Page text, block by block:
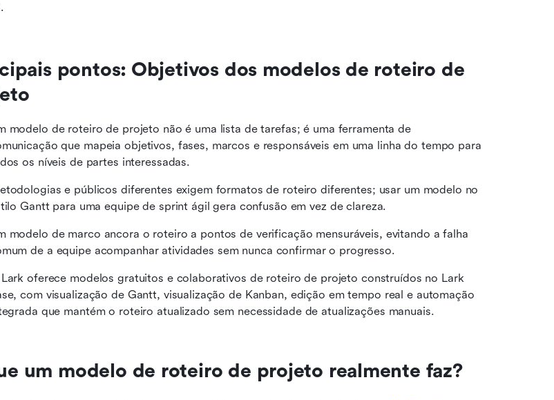
pontos: Objetivos dos modelos de roteiro de
modelo de roteiro de projeto não é uma lista de tarefas; é uma ferramenta de
que mapeia objetivos, fases, marcos e responsáveis em uma linha do tempo para
os níveis de partes interessadas.
e públicos diferentes exigem formatos de roteiro diferentes; usar um modelo no
Gantt para uma equipe de sprint ágil gera confusão em vez de clareza.
modelo de marco ancora o roteiro a pontos de verificação mensuráveis, evitando a falha
de a equipe acompanhar atividades sem nunca confirmar o progresso.
oferece modelos gratuitos e colaborativos de roteiro de projeto construídos no Lark
com visualização de Gantt, visualização de Kanban, edição em tempo real e automação
que mantém o roteiro atualizado sem necessidade de atualizações manuais.
um modelo de roteiro de projeto realmente faz?